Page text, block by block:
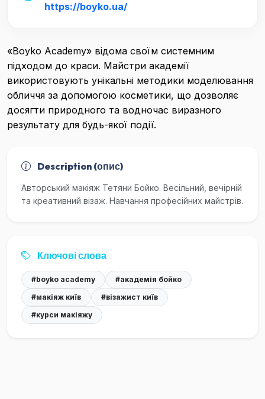
https://boyko.ua/
«Boyko Academy» відома своїм системним
підходом до краси. Майстри академії
використовують унікальні методики моделювання
обличчя за допомогою косметики, що дозволяє
досягти природного та водночас виразного
результату для будь-якої події.
Description (опис)
Авторський макіяж Тетяни Бойко. Весільний, вечірній
та креативний візаж. Навчання професійних майстрів.
Ключові слова
#boyko academy
#академія бойко
#макіяж київ
#візажист київ
#курси макіяжу